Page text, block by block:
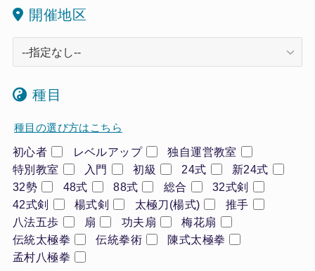
開催地区
種目
種目の選び方はこちら
初心者 レベルアップ
独自運営教室
特別教室
入門 初級 24式
新24式
32勢
48式 88式 総合
32式剣
42式剣
楊式剣 太極刀(楊式)
推手
八法五歩
扇 功夫扇
梅花扇
伝統太極拳
伝統拳術
陳式太極拳
孟村八極拳